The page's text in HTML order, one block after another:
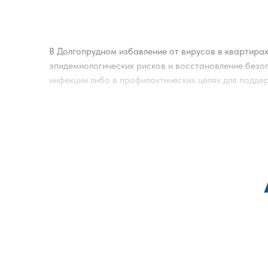
В Долгопрудном избавление от вирусов в
эпидемиологических рисков и восстановление
инфекции либо в профилактических целях для
дверным ручкам, выключателям, столешницам,
обеспечивающий равномерное распределение
рекомендуется проветривание и выдерживание